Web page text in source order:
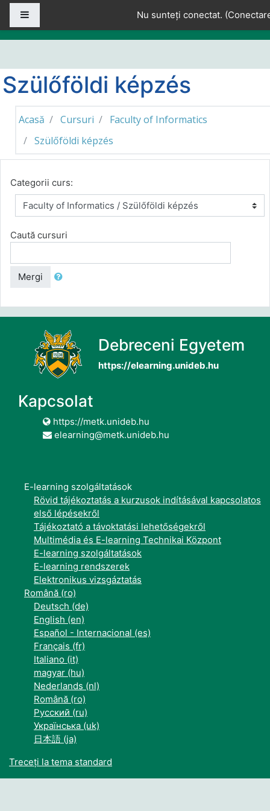
Sari la conţinutul principal
Nu sunteți conectat. (
Szülőföldi képzés
Acasă Cursuri
Faculty of Informatics
Szülőföldi képzés
Categorii curs:
Caută cursuri
Mergi
Debreceni Egyetem
https://elearning.unideb.hu
Kapcsolat
https://metk.unideb.hu
elearning@metk.unideb.hu
E-learning szolgáltatások
Rövid tájékoztatás a kurzusok indításával kapcsolatos
első lépésekről
Tájékoztató a távoktatási lehetőségekről
Multimédia és E-learning Technikai Központ
E-learning szolgáltatások
E-learning rendszerek
Elektronikus vizsgáztatás
Română ‎(ro)‎
Deutsch ‎(de)‎
English ‎(en)‎
Español - Internacional ‎(es)‎
Français ‎(fr)‎
Italiano ‎(it)‎
magyar ‎(hu)‎
Nederlands ‎(nl)‎
Română ‎(ro)‎
Русский ‎(ru)‎
Українська ‎(uk)‎
日本語 ‎(ja)‎
Treceți la tema standard